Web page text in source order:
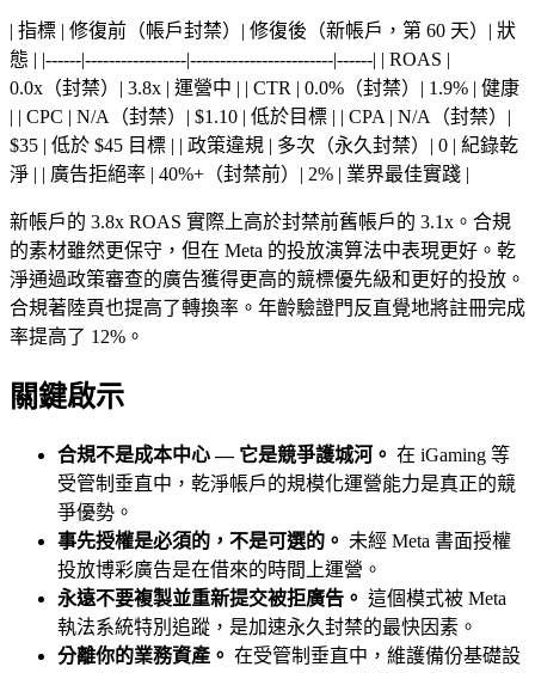
| 指標 | 修復前（帳戶封禁）| 修復後（新帳戶，第 60 天）| 狀
態 | |------|-----------------|------------------------|------| | ROAS |
0.0x（封禁）| 3.8x | 運營中 | | CTR | 0.0%（封禁）| 1.9% | 健康
| | CPC | N/A（封禁）| $1.10 | 低於目標 | | CPA | N/A（封禁）|
$35 | 低於 $45 目標 | | 政策違規 | 多次（永久封禁）| 0 | 紀錄乾
淨 | | 廣告拒絕率 | 40%+（封禁前）| 2% | 業界最佳實踐 |
新帳戶的 3.8x ROAS 實際上高於封禁前舊帳戶的 3.1x。合規
的素材雖然更保守，但在 Meta 的投放演算法中表現更好。乾
淨通過政策審查的廣告獲得更高的競標優先級和更好的投放。
合規著陸頁也提高了轉換率。年齡驗證門反直覺地將註冊完成
率提高了 12%。
關鍵啟示
合規不是成本中心 — 它是競爭護城河。 在 iGaming 等
受管制垂直中，乾淨帳戶的規模化運營能力是真正的競
爭優勢。
事先授權是必須的，不是可選的。 未經 Meta 書面授權
投放博彩廣告是在借來的時間上運營。
永遠不要複製並重新提交被拒廣告。 這個模式被 Meta
執法系統特別追蹤，是加速永久封禁的最快因素。
分離你的業務資產。 在受管制垂直中，維護備份基礎設